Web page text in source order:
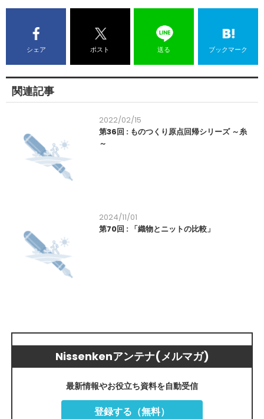
シェア ポスト 送る ブックマーク
関連記事
2022/02/15
第36回 : ものつくり原点回帰シリーズ ～糸
～
2024/11/01
第70回 : 「織物とニットの比較」
Nissenkenアンテナ(メルマガ)
最新情報やお役立ち資料を自動受信
登録する（無料）